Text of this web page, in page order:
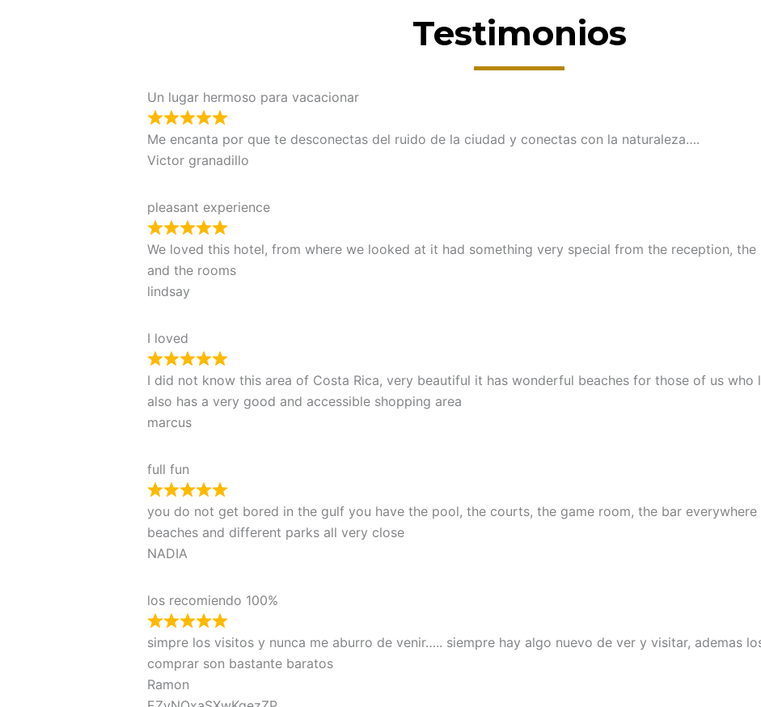
Testimonios
Un lugar hermoso para vacacionar
Me encanta por que te desconectas del ruido de la ciudad y conectas con la naturaleza….
Victor granadillo
pleasant experience
We loved this hotel, from where we looked at it had something very special from the reception, the
and the rooms
lindsay
I loved
I did not know this area of ​​Costa Rica, very beautiful it has wonderful beaches for those of us who
also has a very good and accessible shopping area
marcus
full fun
you do not get bored in the gulf you have the pool, the courts, the game room, the bar everywhere
beaches and different parks all very close
NADIA
los recomiendo 100%
simpre los visitos y nunca me aburro de venir….. siempre hay algo nuevo de ver y visitar, ademas
comprar son bastante baratos
Ramon